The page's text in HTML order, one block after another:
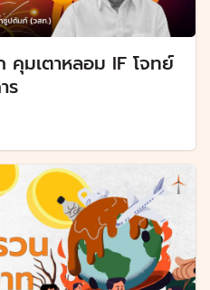
คุมเตาหลอม IF โจทย์
ร